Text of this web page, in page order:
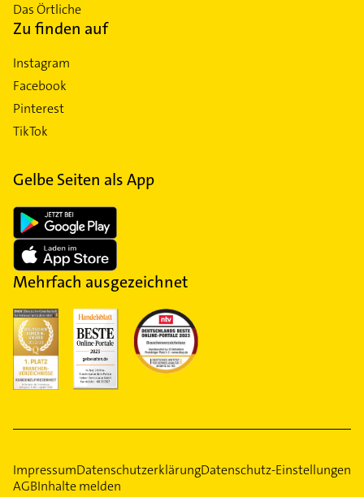
Das Örtliche
Zu finden auf
Instagram
Facebook
Pinterest
TikTok
Gelbe Seiten als App
Mehrfach ausgezeichnet
ImpressumDatenschutzerklärungDatenschutz-Einstellungen
AGBInhalte melden